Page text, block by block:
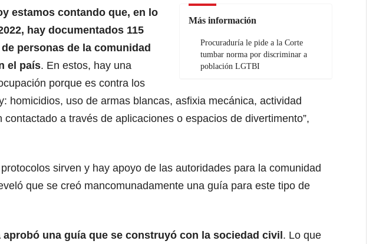
Más información
Procuraduría le pide a la Corte
tumbar norma por discriminar a
población LGTBI
estamos contando que, en lo
hay documentados 115
personas de la comunidad
el país. En estos, hay una
porque es contra los
homicidios, uso de armas blancas, asfixia mecánica, actividad
contactado a través de aplicaciones o espacios de divertimento”,
sirven y hay apoyo de las autoridades para la comunidad
que se creó mancomunadamente una guía para este tipo de
aprobó una guía que se construyó con la sociedad civil. Lo que